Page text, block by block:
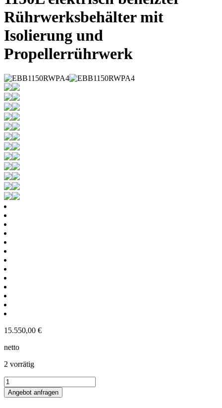
Rührwerksbehälter mit
Isolierung und
Propellerrührwerk
15.550,00 €
netto
2 vorrätig
1150L
elektrisch
beheizter
Angebot anfragen